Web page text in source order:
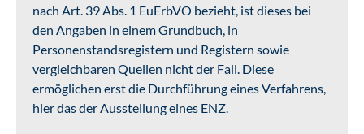
nach Art. 39 Abs. 1 EuErbVO bezieht, ist dieses bei
den Angaben in einem Grundbuch, in
Personenstandsregistern und Registern sowie
vergleichbaren Quellen nicht der Fall. Diese
ermöglichen erst die Durchführung eines Verfahrens,
hier das der Ausstellung eines ENZ.